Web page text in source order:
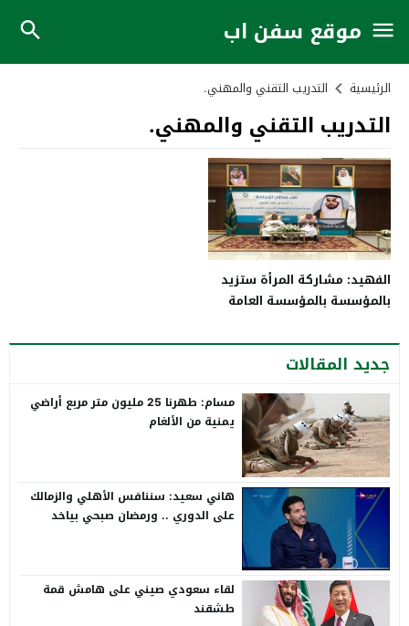
موقع سفن اب
الرئيسية التدريب التقني والمهني.
التدريب التقني والمهني.
الفهيد: مشاركة المرأة ستزيد
بالمؤسسة بالمؤسسة العامة
2021
جديد المقالات
مسام: طهرنا 25 مليون متر مربع أراضي
يمنية من الألغام
هاني سعيد: سننافس الأهلي والزمالك
على الدوري .. ورمضان صبحي بياخد
لقاء سعودي صيني على هامش قمة
طشقند